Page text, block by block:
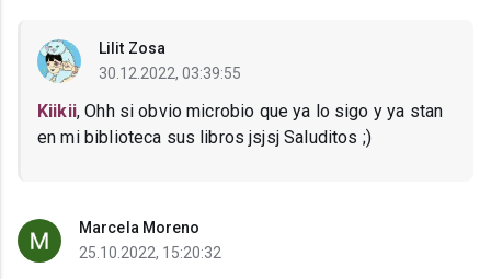
Lilit Zosa
30.12.2022, 03:39:55
Kiikii, Ohh si obvio microbio que ya lo sigo y ya stan
en mi biblioteca sus libros jsjsj Saluditos ;)
Marcela Moreno
25.10.2022, 15:20:32